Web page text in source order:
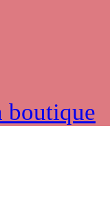
boutique